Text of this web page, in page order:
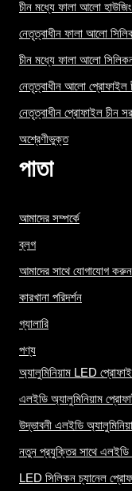
চীন মধ্যে ফালা আলো হাউজিং
নেতৃত্বাধীন ফালা আলো
চীন মধ্যে ফালা আলো
নেতৃত্বাধীন আলো প্রোফাইল
নেতৃত্বাধীন প্রোফাইল চীন
অশ্রেণীভুক্ত
পাতা
আমাদের সম্পর্কে
ব্লগ
আমাদের সাথে যোগাযোগ করুন
কারখানা পরিদর্শন
গ্যালারি
পণ্য
অ্যালুমিনিয়াম LED
এলইডি অ্যালুমিনিয়াম
উদ্ভাবনী এলইডি
নতুন প্রযুক্তির সাথে এলইডি
LED সিলিকন চ্যানেল